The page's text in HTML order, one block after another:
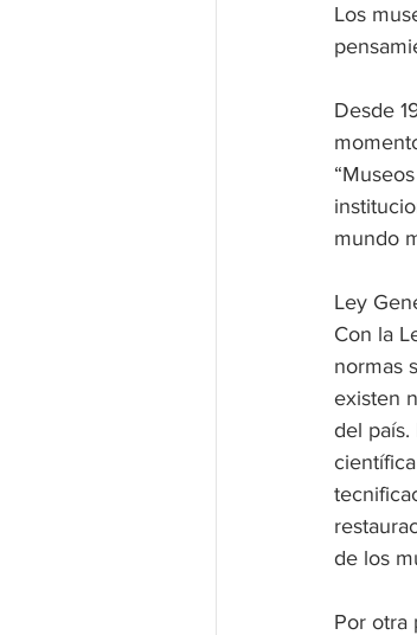
Los
Desde
mundo
Ley
Con la
normas
existen
del
de los
Por otra